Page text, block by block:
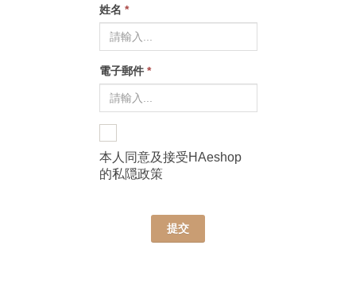
姓名 *
電子郵件 *
本人同意及接受HAeshop
的私隠政策
提交